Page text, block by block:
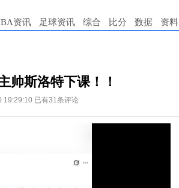
资讯 足球资讯 综合 比分 数据 资料
帅斯洛特下课！！
19:29:10 已有31条评论